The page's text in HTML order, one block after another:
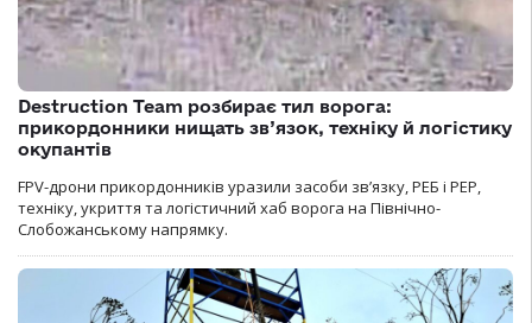
Destruction Team розбирає тил ворога:
прикордонники нищать зв’язок, техніку й логістику
окупантів
FPV-дрони прикордонників уразили засоби зв’язку, РЕБ і РЕР,
техніку, укриття та логістичний хаб ворога на Північно-
Слобожанському напрямку.